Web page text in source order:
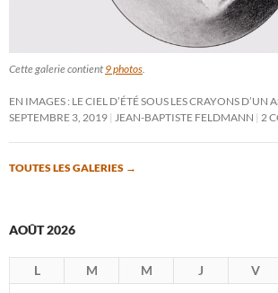
Cette galerie contient 9 photos
EN IMAGES : LE CIEL D’ÉTÉ SOUS LES CRAYONS D’UN
SEPTEMBRE 3, 2019
JEAN-BAPTISTE FELDMANN 2
TOUTES LES GALERIES →
AOÛT 2026
L M M J V